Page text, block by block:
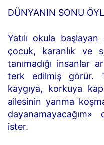
DÜNYANIN SONU
Yatılı okula
çocuk, karanlık ve
tanımadığı insanlar
terk edilmiş görür.
kaygıya, korkuya
ailesinin yanma
ister.